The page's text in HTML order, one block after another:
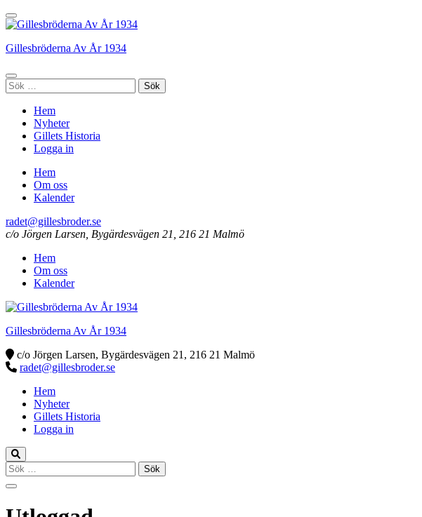
Hoppa
till
(tryck
Gillesbröderna Av År 1934
Sök
efter:
Hem
Nyheter
Gillets Historia
Logga in
Hem
Om oss
Kalender
radet@gillesbroder.se
c/o Jörgen Larsen, Bygärdesvägen 21, 216 21 Malmö
Hem
Om oss
Kalender
Gillesbröderna Av År 1934
c/o Jörgen Larsen, Bygärdesvägen 21, 216 21 Malmö
radet@gillesbroder.se
Hem
Nyheter
Gillets Historia
Logga in
Sök
efter: